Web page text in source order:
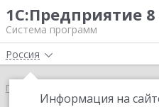
1С:Предприятие 8
Система программ
Россия
Информация на
Главная